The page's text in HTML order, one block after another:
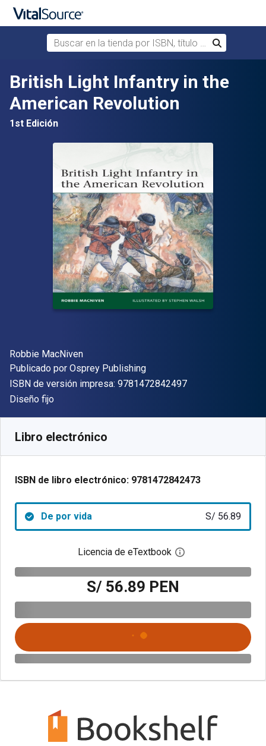
Saltar al contenido principal
Buscar en la tienda por ISBN, título o autor
Buscar
British Light Infantry in the
American Revolution
1st Edición
Autor(es)
Robbie MacNiven
Editor
Publicado por Osprey Publishing
ISBN de versión impresa: 9781472842497"ISBN-13
Formato
Diseño fijo
Libro electrónico
ISBN de libro electrónico: 9781472842473
De por vida S/ 56.89
Licencia de eTextbook Abre el cuadro de
S/ 56.89 PEN